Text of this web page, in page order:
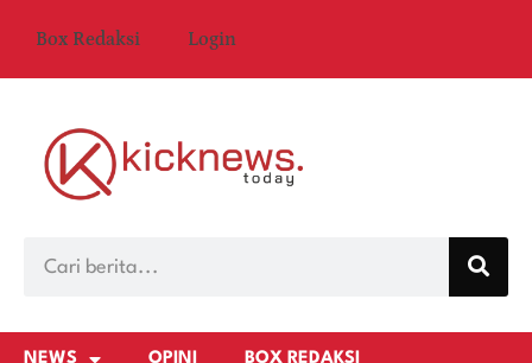
Box Redaksi Login
NEWS OPINI BOX REDAKSI